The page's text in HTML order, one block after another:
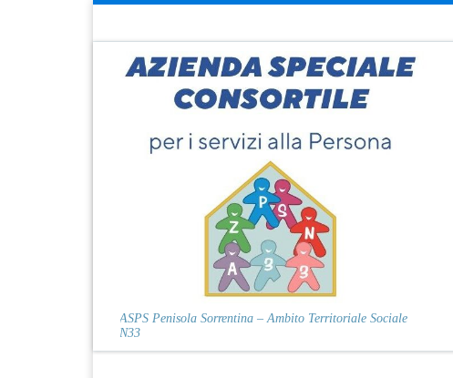
ASPS Penisola Sorrentina – Ambito Territoriale Sociale
N33